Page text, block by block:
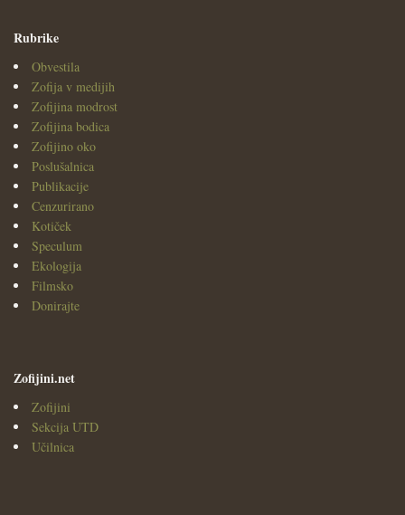
Rubrike
Obvestila
Zofija v medijih
Zofijina modrost
Zofijina bodica
Zofijino oko
Poslušalnica
Publikacije
Cenzurirano
Kotiček
Speculum
Ekologija
Filmsko
Donirajte
Zofijini.net
Zofijini
Sekcija UTD
Učilnica